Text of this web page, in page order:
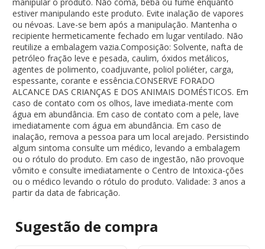
estiver manipulando este produto. Evite inalação de vapores
ou névoas. Lave-se bem após a manipulação. Mantenha o
recipiente hermeticamente fechado em lugar ventilado. Não
reutilize a embalagem vazia.Composição: Solvente, nafta de
petróleo fração leve e pesada, caulim, óxidos metálicos,
agentes de polimento, coadjuvante, poliol poliéter, carga,
espessante, corante e essência.CONSERVE FORADO
ALCANCE DAS CRIANÇAS E DOS ANIMAIS DOMÉSTICOS. Em
caso de contato com os olhos, lave imediata-mente com
água em abundância. Em caso de contato com a pele, lave
imediatamente com água em abundância. Em caso de
inalação, remova a pessoa para um local arejado. Persistindo
algum sintoma consulte um médico, levando a embalagem
ou o rótulo do produto. Em caso de ingestão, não provoque
vômito e consulte imediatamente o Centro de Intoxica-ções
ou o médico levando o rótulo do produto. Validade: 3 anos a
partir da data de fabricação.
Sugestão de compra